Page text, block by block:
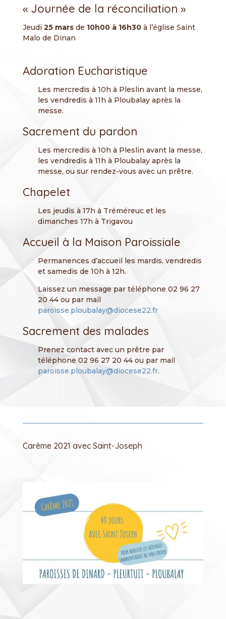
« Journée de la réconciliation »
Jeudi 25 marsde 10h00 à 16h30à l’église Saint
Malo de Dinan
Adoration Eucharistique
Les mercredis à 10h à Pleslin avant la messe,
les vendredis à 11h à Ploubalay après la
messe.
Sacrement du pardon
Les mercredis à 10h à Pleslin avant la messe,
les vendredis à 11h à Ploubalay après la
messe, ou sur rendez-vous avec un prêtre.
Chapelet
Les jeudis à 17h à Tréméreuc et les
dimanches 17h à Trigavou
Accueil à la Maison Paroissiale
Permanences d’accueil les mardis, vendredis
et samedis de 10h à 12h.
Laissez un message par téléphone 02 96 27
20 44 ou par mail
paroisse.ploubalay@diocese22.fr
Sacrement des malades
Prenez contact avec un prêtre par
téléphone 02 96 27 20 44 ou par mail
paroisse.ploubalay@diocese22.fr.
Carême 2021 avec Saint-Joseph